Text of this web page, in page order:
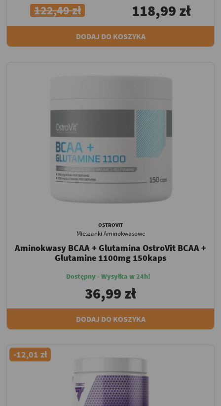
122,49 zł 118,99 zł
DODAJ DO KOSZYKA
OSTROVIT
Mieszanki Aminokwasowe
Aminokwasy BCAA + Glutamina OstroVit BCAA +
Glutamine 1100mg 150kaps
Dostępny - Wysyłka w 24h!
36,99 zł
DODAJ DO KOSZYKA
-12,01 zł